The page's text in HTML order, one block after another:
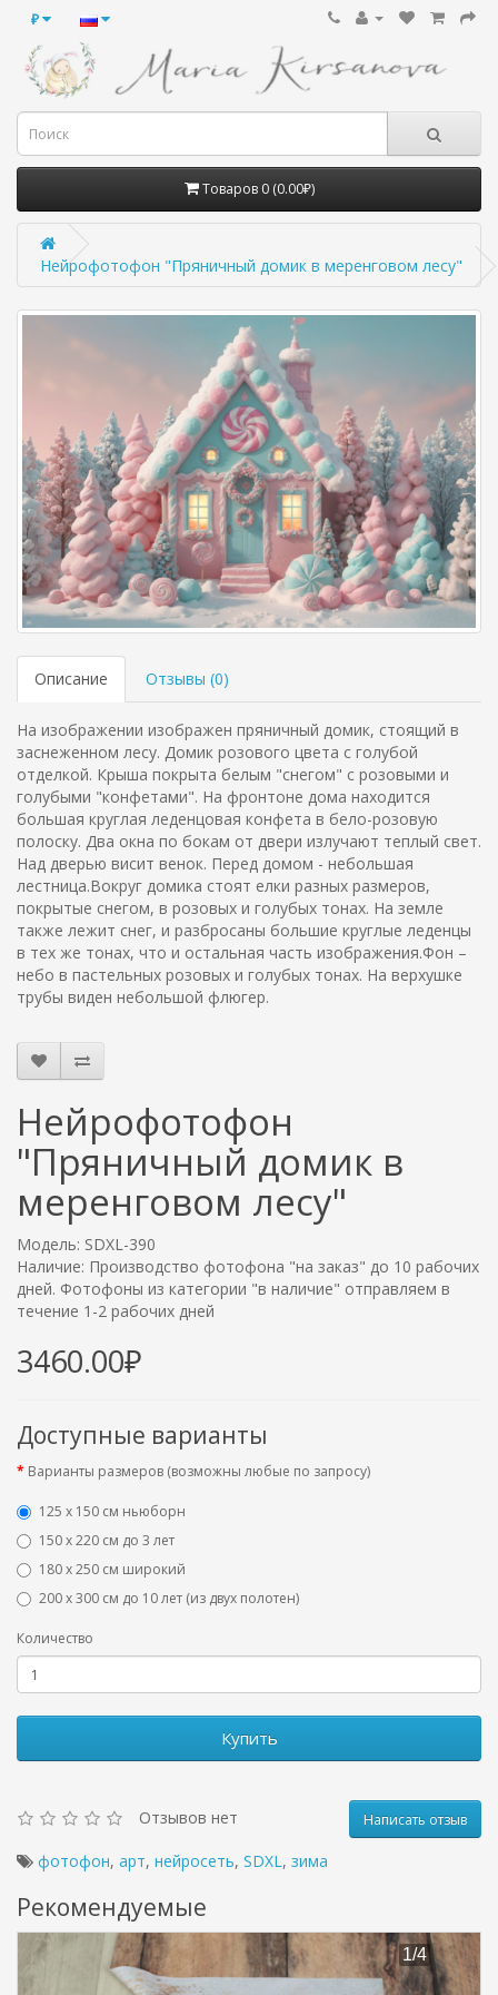
₽
Товаров 0 (0.00₽)
Нейрофотофон "Пряничный домик в меренговом лесу"
Описание Отзывы (0)
На изображении изображен пряничный домик, стоящий в
заснеженном лесу. Домик розового цвета с голубой
отделкой. Крыша покрыта белым "снегом" с розовыми и
голубыми "конфетами". На фронтоне дома находится
большая круглая леденцовая конфета в бело-розовую
полоску. Два окна по бокам от двери излучают теплый свет.
Над дверью висит венок. Перед домом - небольшая
лестница.Вокруг домика стоят елки разных размеров,
покрытые снегом, в розовых и голубых тонах. На земле
также лежит снег, и разбросаны большие круглые леденцы
в тех же тонах, что и остальная часть изображения.Фон –
небо в пастельных розовых и голубых тонах. На верхушке
трубы виден небольшой флюгер.
Нейрофотофон
"Пряничный домик в
меренговом лесу"
Модель: SDXL-390
Наличие: Производство фотофона "на заказ" до 10 рабочих
дней. Фотофоны из категории "в наличие" отправляем в
течение 1-2 рабочих дней
3460.00₽
Доступные варианты
Варианты размеров (возможны любые по запросу)
125 x 150 см ньюборн
150 х 220 см до 3 лет
180 х 250 см широкий
200 х 300 см до 10 лет (из двух полотен)
Количество
Купить
Отзывов нет Написать отзыв
фотофон, арт, нейросеть, SDXL, зима
Рекомендуемые